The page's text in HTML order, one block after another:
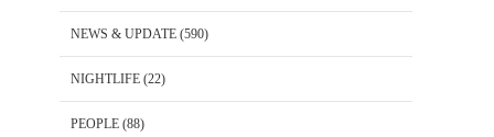
NEWS & UPDATE (590)
NIGHTLIFE (22)
PEOPLE (88)